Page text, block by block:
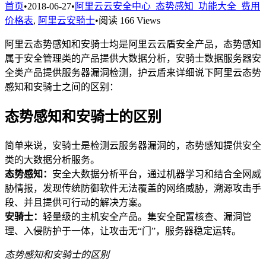
首页•2018-06-27• 阿里云云安全中心_态势感知_功能大全_费用
价格表, 阿里云安骑士•阅读 166 Views
阿里云态势感知和安骑士均是阿里云云盾安全产品，态势感知
属于安全管理类的产品提供大数据分析，安骑士数据服务器安
全类产品提供服务器漏洞检测，护云盾来详细说下阿里云态势
感知和安骑士之间的区别：
态势感知和安骑士的区别
简单来说，安骑士是检测云服务器漏洞的，态势感知提供安全
类的大数据分析服务。
态势感知： 安全大数据分析平台，通过机器学习和结合全网威
胁情报，发现传统防御软件无法覆盖的网络威胁，溯源攻击手
段、并且提供可行动的解决方案。
安骑士： 轻量级的主机安全产品。集安全配置核查、漏洞管
理、入侵防护于一体，让攻击无“门”，服务器稳定运转。
态势感知和安骑士的区别